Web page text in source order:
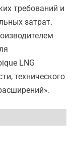
требований и
затрат.
LNG
технического